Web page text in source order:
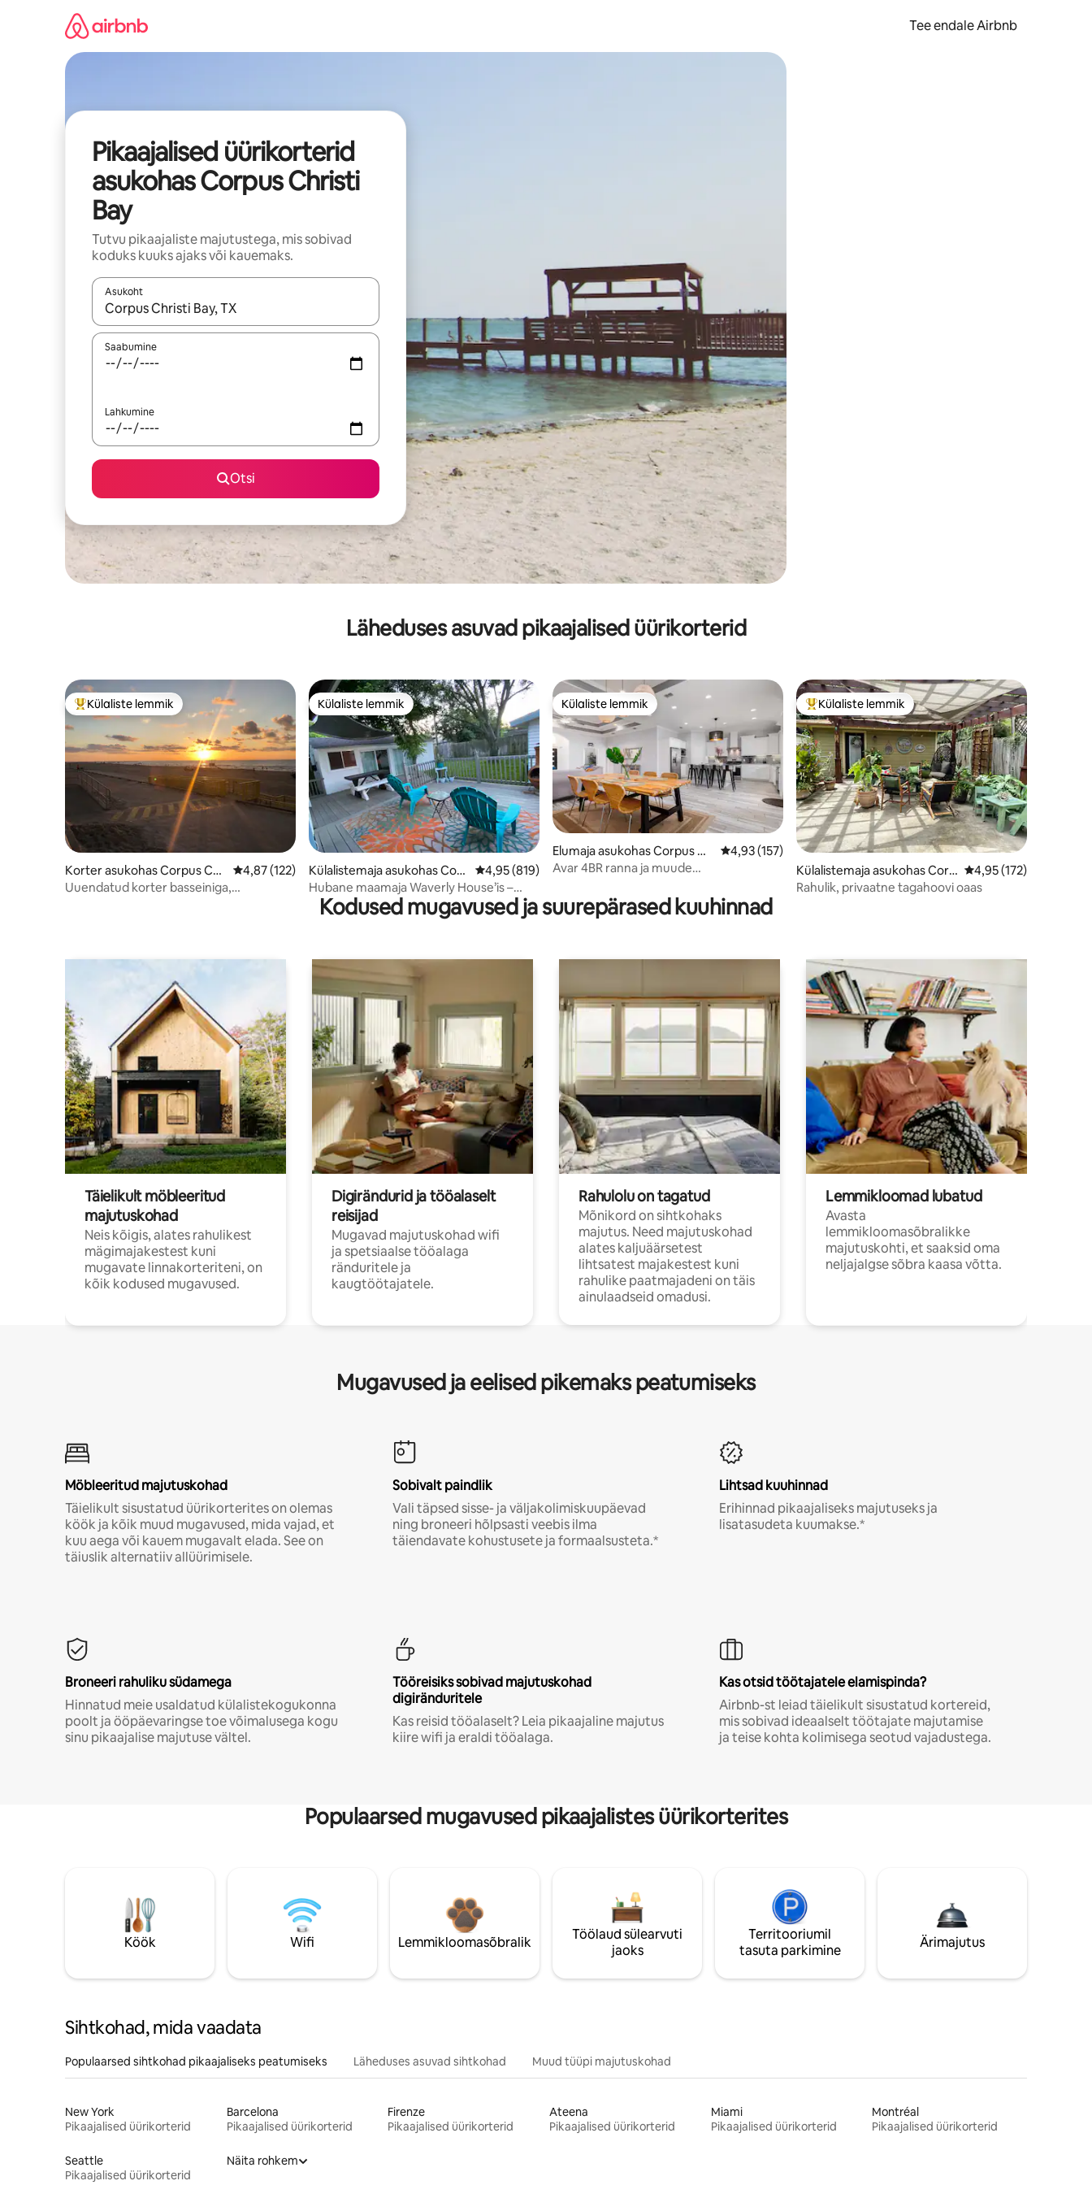
Tee endale Airbnb
Pikaajalised üürikorterid
asukohas Corpus Christi
Bay
Tutvu pikaajaliste majutustega, mis sobivad
koduks kuuks ajaks või kauemaks.
Asukoht
Kui tulemused on kuvatud, liigu ekraanil nooleklahvidega või puuduta või tõmba mööda ekraani.
Saabumine
Lahkumine
Otsi
Läheduses asuvad pikaajalised üürikorterid
Külaliste suur lemmik
Külaliste lemmik
Korter asukohas Corpus Chr
isti
Keskmine hinnang 4,87/5, 122 hinnangut
4,87 (122)
Uuendatud korter basseiniga,
Külaliste lemmik
Külaliste lemmik
Külalistemaja asukohas Corp
us Christi
Keskmine hinnang 4,95/5, 819 hinnangut
4,95 (819)
Hubane maamaja Waverly House’is –
lõõgastu ja puhka
Külaliste lemmik
Külaliste lemmik
Elumaja asukohas Corpus Ch
risti
Keskmine hinnang 4,93/5, 157 hinnangut
4,93 (157)
Avar 4BR ranna ja muude
Külaliste suur lemmik
Külaliste lemmik
Külalistemaja asukohas Corp
us Christi
Keskmine hinnang
4,95 (172)
Rahulik, privaatne tagahoovi oaas
Kodused mugavused ja suurepärased kuuhinnad
Täielikult möbleeritud
majutuskohad
Neis kõigis, alates rahulikest
mägimajakestest kuni
mugavate linnakorteriteni, on
kõik kodused mugavused.
Digirändurid ja tööalaselt
reisijad
Mugavad majutuskohad wifi
ja spetsiaalse tööalaga
ränduritele ja
kaugtöötajatele.
Rahulolu on tagatud
Mõnikord on sihtkohaks
majutus. Need majutuskohad
alates kaljuäärsetest
lihtsatest majakestest kuni
rahulike paatmajadeni on täis
ainulaadseid omadusi.
Lemmikloomad lubatud
Avasta
lemmikloomasõbralikke
majutuskohti, et saaksid oma
neljajalgse sõbra kaasa võtta.
Mugavused ja eelised pikemaks peatumiseks
Möbleeritud majutuskohad
Täielikult sisustatud üürikorterites on olemas
köök ja kõik muud mugavused, mida vajad, et
kuu aega või kauem mugavalt elada. See on
täiuslik alternatiiv allüürimisele.
Sobivalt paindlik
Vali täpsed sisse- ja väljakolimiskuupäevad
ning broneeri hõlpsasti veebis ilma
täiendavate kohustusete ja formaalsusteta.*
Lihtsad kuuhinnad
Erihinnad pikaajaliseks majutuseks ja
lisatasudeta kuumakse.*
Broneeri rahuliku südamega
Hinnatud meie usaldatud külalistekogukonna
poolt ja ööpäevaringse toe võimalusega kogu
sinu pikaajalise majutuse vältel.
Tööreisiks sobivad majutuskohad
digiränduritele
Kas reisid tööalaselt? Leia pikaajaline majutus
kiire wifi ja eraldi tööalaga.
Kas otsid töötajatele elamispinda?
Airbnb-st leiad täielikult sisustatud kortereid,
mis sobivad ideaalselt töötajate majutamise
ja teise kohta kolimisega seotud vajadustega.
Populaarsed mugavused pikaajalistes üürikorterites
Köök Wifi Lemmikloomasõbralik
Töölaud sülearvuti
jaoks
Territooriumil
tasuta parkimine
Ärimajutus
Sihtkohad, mida vaadata
Populaarsed sihtkohad pikaajaliseks peatumiseks Läheduses asuvad sihtkohad Muud tüüpi majutuskohad
New York
Pikaajalised üürikorterid
Barcelona
Pikaajalised üürikorterid
Firenze
Pikaajalised üürikorterid
Ateena
Pikaajalised üürikorterid
Miami
Pikaajalised üürikorterid
Montréal
Pikaajalised üürikorterid
Seattle
Pikaajalised üürikorterid
Näita rohkem